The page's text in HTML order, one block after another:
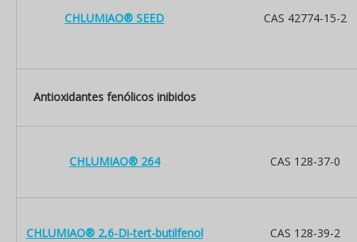
CHLUMIAO® SEED CAS 42774-15-2
Antioxidantes fenólicos inibidos
CHLUMIAO® 264 CAS 128-37-0
CHLUMIAO® 2,6-Di-tert-butilfenol CAS 128-39-2